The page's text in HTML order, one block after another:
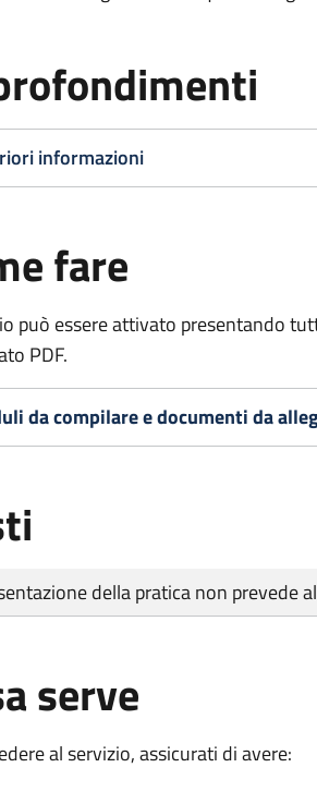
informazioni
fare
può essere attivato presentando
PDF.
da compilare e documenti da
pagamentodella pratica non prevede
serve
al servizio, assicurati di avere: